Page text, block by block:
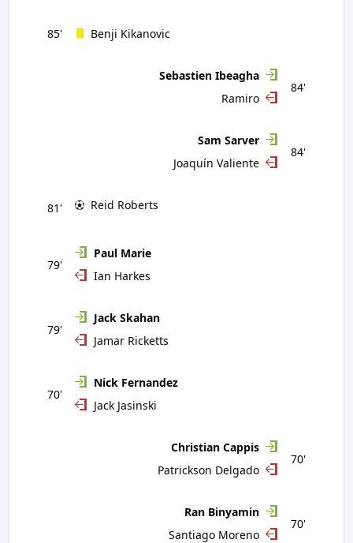
85' Benji Kikanovic
84'
Sebastien Ibeagha
Ramiro
84'
Sam Sarver
Joaquín Valiente
81' Reid Roberts
79'
Paul Marie
Ian Harkes
79'
Jack Skahan
Jamar Ricketts
70'
Nick Fernandez
Jack Jasinski
70'
Christian Cappis
Patrickson Delgado
70'
Ran Binyamin
Santiago Moreno